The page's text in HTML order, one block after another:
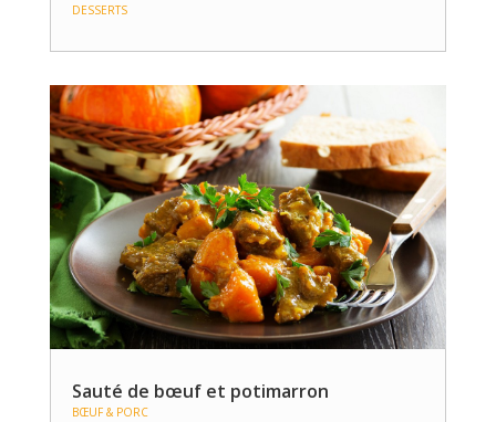
DESSERTS
Sauté de bœuf et potimarron
BŒUF & PORC